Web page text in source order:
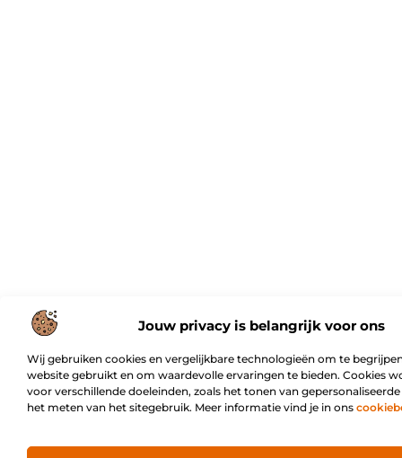
Jouw privacy is belangrijk voor ons
Wij gebruiken cookies en vergelijkbare technologieën om te
website gebruikt en om waardevolle ervaringen te bieden. Cookies
voor verschillende doeleinden, zoals het tonen van
het meten van het sitegebruik. Meer informatie vind je in ons